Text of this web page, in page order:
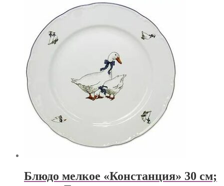
Блюдо мелкое «Констанция» 30 см;